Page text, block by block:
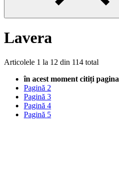
Lavera
Articolele 1 la 12 din 114 total
în acest moment citiți pagina
Pagină 2
Pagină 3
Pagină 4
Pagină 5